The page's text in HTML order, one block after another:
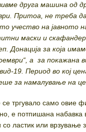
друга машина од
Притоа, не треба
учество на јавното
маски и
Донација за која
а за покажана
19. Период во кој
за намалување на
се тргувало само овие
е потпишана набавка
со ластик или